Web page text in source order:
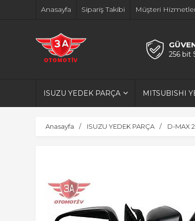
Anasayfa Sipariş Takibi Müşteri
256 bit
ISUZU YEDEK PARÇA MITSUBISHI
Anasayfa ISUZU YEDEK PARÇA D-MAX